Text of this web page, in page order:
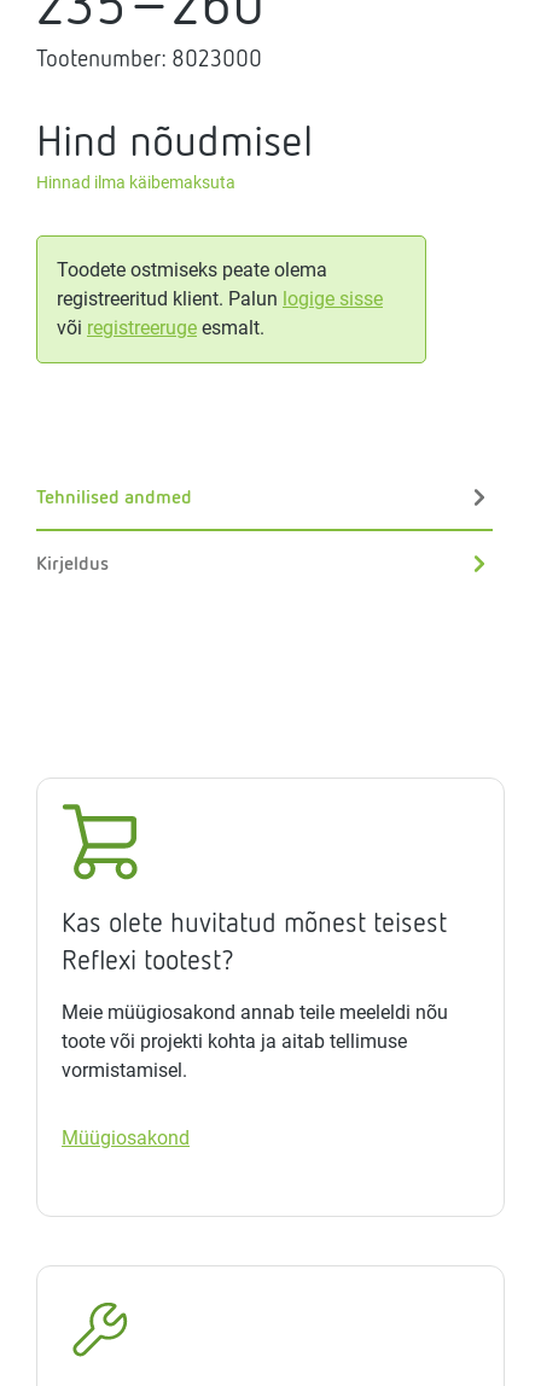
Tootenumber: 8023000
Hind nõudmisel
Hinnad ilma käibemaksuta
Toodete ostmiseks peate olema
registreeritud klient. Palun logige sisse
või registreeruge esmalt.
Tehnilised andmed
Kirjeldus
Kas olete huvitatud mõnest teisest
Reflexi tootest?
Meie müügiosakond annab teile meeleldi nõu
toote või projekti kohta ja aitab tellimuse
vormistamisel.
Müügiosakond